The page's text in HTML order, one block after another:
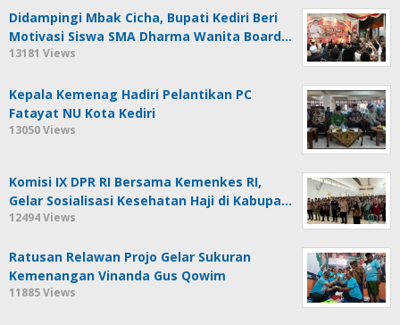
Didampingi Mbak Cicha, Bupati Kediri Beri
Motivasi Siswa SMA Dharma Wanita Board…
13181 Views
Kepala Kemenag Hadiri Pelantikan PC
Fatayat NU Kota Kediri
13050 Views
Komisi IX DPR RI Bersama Kemenkes RI,
Gelar Sosialisasi Kesehatan Haji di Kabupa…
12494 Views
Ratusan Relawan Projo Gelar Sukuran
Kemenangan Vinanda Gus Qowim
11885 Views